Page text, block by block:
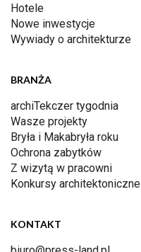
Hotele
Nowe inwestycje
Wywiady o architekturze
BRANŻA
archiTekczer tygodnia
Wasze projekty
Bryła i Makabryła roku
Ochrona zabytków
Z wizytą w pracowni
Konkursy architektoniczne
KONTAKT